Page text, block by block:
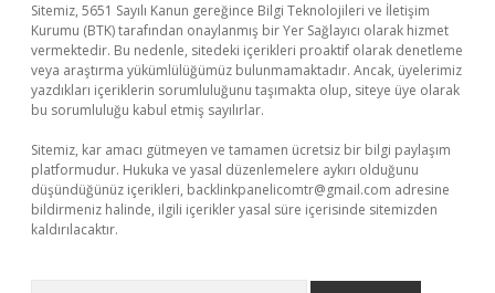
Sitemiz, 5651 Sayılı Kanun gereğince Bilgi Teknolojileri ve İletişim
Kurumu (BTK) tarafından onaylanmış bir Yer Sağlayıcı olarak hizmet
vermektedir. Bu nedenle, sitedeki içerikleri proaktif olarak denetleme
veya araştırma yükümlülüğümüz bulunmamaktadır. Ancak, üyelerimiz
yazdıkları içeriklerin sorumluluğunu taşımakta olup, siteye üye olarak
bu sorumluluğu kabul etmiş sayılırlar.
Sitemiz, kar amacı gütmeyen ve tamamen ücretsiz bir bilgi paylaşım
platformudur. Hukuka ve yasal düzenlemelere aykırı olduğunu
düşündüğünüz içerikleri, backlinkpanelicomtr@gmail.com adresine
bildirmeniz halinde, ilgili içerikler yasal süre içerisinde sitemizden
kaldırılacaktır.